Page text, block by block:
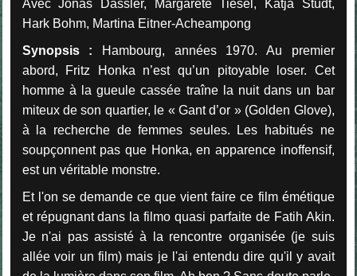
Avec Jonas Dassler, Margarete Tiesel, Katja Studt,
Hark Bohm, Martina Eitner-Acheampong
Synopsis : Hambourg, années 1970. Au premier
abord, Fritz Honka n’est qu’un pitoyable loser. Cet
homme à la gueule cassée traîne la nuit dans un bar
miteux de son quartier, le « Gant d’or » (Golden Glove),
à la recherche de femmes seules. Les habitués ne
soupçonnent pas que Honka, en apparence inoffensif,
est un véritable monstre.
Et l'on se demande ce que vient faire ce film émétique
et répugnant dans la filmo quasi parfaite de Fatih Akin.
Je n'ai pas assisté à la rencontre organisée (je suis
allée voir un film) mais je l'ai entendu dire qu'il y avait